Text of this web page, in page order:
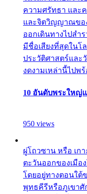
ความศรัทธา และ
และจิตวิญญาณขอ
ออกเดินทางไปสำ
มีชื่อเสียงที่สุดในโ
ประวัติศาสตร์และ
งดงามเหล่านี้ไปพ
10 อันดับพระใหญ่
950 views
ผู่โถวซาน หรือ เก
ตะวันออกของเมือ
โดยอยู่ทางตอนใต้
พุทธคีรีหรือภูเขาศั